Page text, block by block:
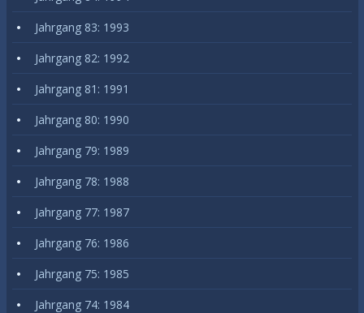
Jahrgang 83: 1993
Jahrgang 82: 1992
Jahrgang 81: 1991
Jahrgang 80: 1990
Jahrgang 79: 1989
Jahrgang 78: 1988
Jahrgang 77: 1987
Jahrgang 76: 1986
Jahrgang 75: 1985
Jahrgang 74: 1984